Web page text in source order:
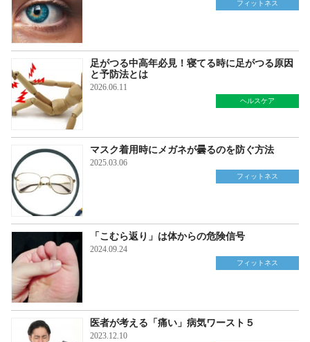
フィットネス
足がつる中高年必見！寝てる時に足がつる原因
と予防法とは
2026.06.11
ヘルスケア
マスク着用時にメガネが曇るのを防ぐ方法
2025.03.06
フィットネス
「こむら返り」は体からの危険信号
2024.09.24
フィットネス
医者が考える「痛い」病気ワースト５
2023.12.10